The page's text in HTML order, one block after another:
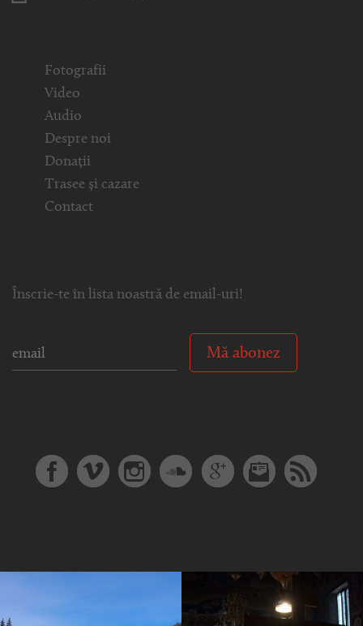
Fotografii
Video
Audio
Despre noi
Donații
Trasee și cazare
Contact
Înscrie-te în lista noastră de email-uri!
Mă abonez